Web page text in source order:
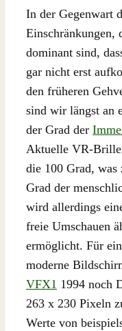
In der Gegenwart
Einschränkungen,
dominant sind,
gar nicht erst
den früheren
sind wir längst an
der Grad der
Aktuelle VR-
die 100 Grad, was
Grad der
wird allerdings
freie Umschauen
ermöglicht. Für
moderne
VFX1 1994 noch
263 x 230 Pixeln
Werte von